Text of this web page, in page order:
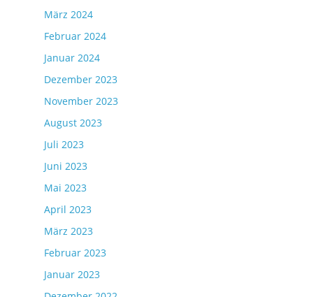
März 2024
Februar 2024
Januar 2024
Dezember 2023
November 2023
August 2023
Juli 2023
Juni 2023
Mai 2023
April 2023
März 2023
Februar 2023
Januar 2023